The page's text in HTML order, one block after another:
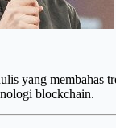
yang membahas
blockchain.